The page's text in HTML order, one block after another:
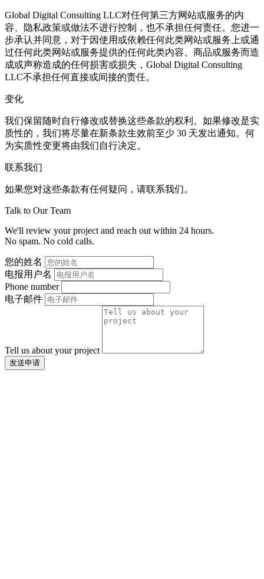
Global Digital Consulting LLC对任何第三方网站或服务的内
容、隐私政策或做法不进行控制，也不承担任何责任。您进一
步承认并同意，对于因使用或依赖任何此类网站或服务上或通
过任何此类网站或服务提供的任何此类内容、商品或服务而造
成或声称造成的任何损害或损失，Global Digital Consulting
LLC不承担任何直接或间接的责任。
变化
我们保留随时自行修改或替换这些条款的权利。如果修改是实
质性的，我们将尽量在新条款生效前至少 30 天发出通知。何
为实质性变更将由我们自行决定。
联系我们
如果您对这些条款有任何疑问，请联系我们。
Talk to Our Team
We'll review your project and reach out within 24 hours.
No spam. No cold calls.
您的姓名
电报用户名
Phone number
电子邮件
Tell us about your project
发送申请